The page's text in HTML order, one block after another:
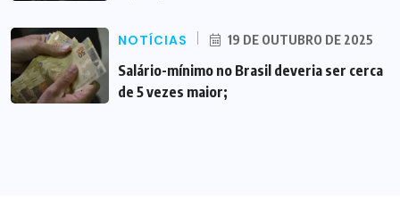
NOTÍCIAS 19 DE OUTUBRO DE 2025
Salário-mínimo no Brasil deveria ser cerca
de 5 vezes maior;